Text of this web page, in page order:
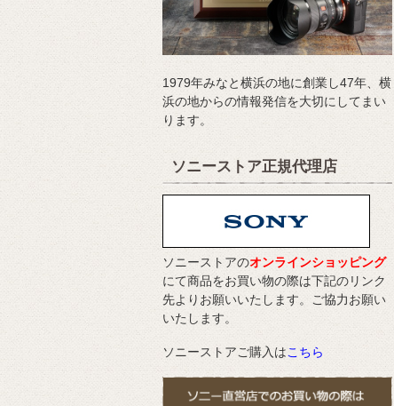
1979年みなと横浜の地に創業し47年、横
浜の地からの情報発信を大切にしてまい
ります。
ソニーストア正規代理店
ソニーストアのオンラインショッピング
にて商品をお買い物の際は下記のリンク
先よりお願いいたします。ご協力お願い
いたします。
ソニーストアご購入はこちら